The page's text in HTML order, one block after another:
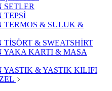
SETLER
TEPSİ
TERMOS & SULUK &
TİŞÖRT & SWEATSHİRT
YAKA KARTI & MASA
YASTIK & YASTIK KILIFI